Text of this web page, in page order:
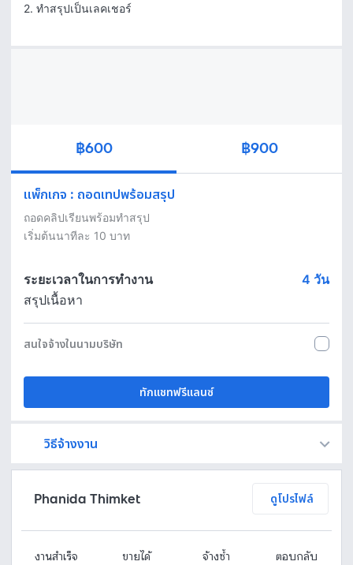
2. ทำสรุปเป็นเลคเชอร์
฿600 ฿900
แพ็กเกจ : ถอดเทปพร้อมสรุป
ถอดคลิปเรียนพร้อมทำสรุป
เริ่มต้นนาทีละ 10 บาท
ระยะเวลาในการทำงาน 4 วัน
สรุปเนื้อหา
สนใจจ้างในนามบริษัท
ทักแชทฟรีแลนซ์
วิธีจ้างงาน
Phanida Thimket ดูโปรไฟล์
งานสำเร็จ ขายได้ จ้างซ้ำ ตอบกลับ